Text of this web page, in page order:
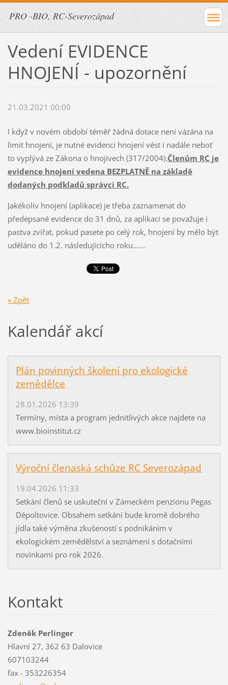
PRO -BIO, RC-Severozápad
Vedení EVIDENCE
HNOJENÍ - upozornění
21.03.2021 00:00
I když v novém období téměř žádná dotace není vázána na
limit hnojení, je nutné evidenci hnojení vést i nadále neboť
to vyplývá ze Zákona o hnojivech (317/2004).Členům RC je
evidence hnojení vedena BEZPLATNĚ na základě
dodaných podkladů správci RC.
Jakékoliv hnojení (aplikace) je třeba zaznamenat do
předepsané evidence do 31 dnů, za aplikaci se považuje i
pastva zvířat, pokud pasete po celý rok, hnojení by mělo být
uděláno do 1.2. následujícícho roku......
« Zpět
Kalendář akcí
Plán povinných školení pro ekologické
zemědělce
28.01.2026 13:39
Termíny, místa a program jednitlivých akce najdete na
www.bioinstitut.cz
Výroční členaská schůze RC Severozápad
19.04.2026 11:33
Setkání členů se uskuteční v Zámeckém penzionu Pegas
Děpoltovice. Obsahem setkání bude kromě dobrého
jídla také výměna zkušeností s podnikáním v
ekologickém zemědělství a seznámení s dotačními
novinkami pro rok 2026.
Kontakt
Zdeněk Perlinger
Hlavní 27, 362 63 Dalovice
607103244
fax - 353226354